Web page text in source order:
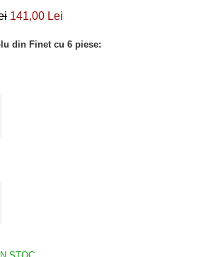
141,00 Lei
din Finet cu 6 piese: